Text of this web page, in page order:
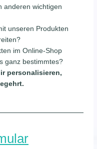
anderen wichtigen
unseren Produkten
im Online-Shop
ganz bestimmtes?
personalisieren,